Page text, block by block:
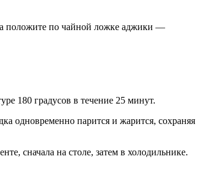
положите по чайной ложке аджики —
180 градусов в течение 25 минут.
одновременно парится и жарится, сохраняя
сначала на столе, затем в холодильнике.